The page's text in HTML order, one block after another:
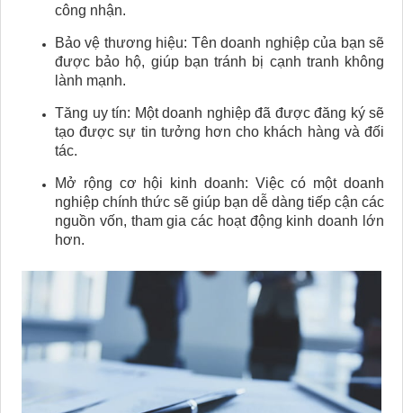
công nhận.
Bảo vệ thương hiệu: Tên doanh nghiệp của bạn sẽ
được bảo hộ, giúp bạn tránh bị cạnh tranh không
lành mạnh.
Tăng uy tín: Một doanh nghiệp đã được đăng ký sẽ
tạo được sự tin tưởng hơn cho khách hàng và đối
tác.
Mở rộng cơ hội kinh doanh: Việc có một doanh
nghiệp chính thức sẽ giúp bạn dễ dàng tiếp cận các
nguồn vốn, tham gia các hoạt động kinh doanh lớn
hơn.